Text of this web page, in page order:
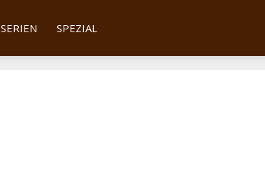
SERIEN SPEZIAL